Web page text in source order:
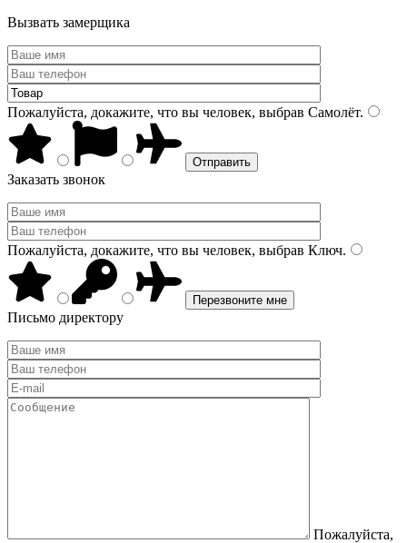
Вызвать замерщика
Пожалуйста, докажите, что вы человек, выбрав Самолёт.
Заказать звонок
Пожалуйста, докажите, что вы человек, выбрав Ключ.
Письмо директору
Пожалуйста,